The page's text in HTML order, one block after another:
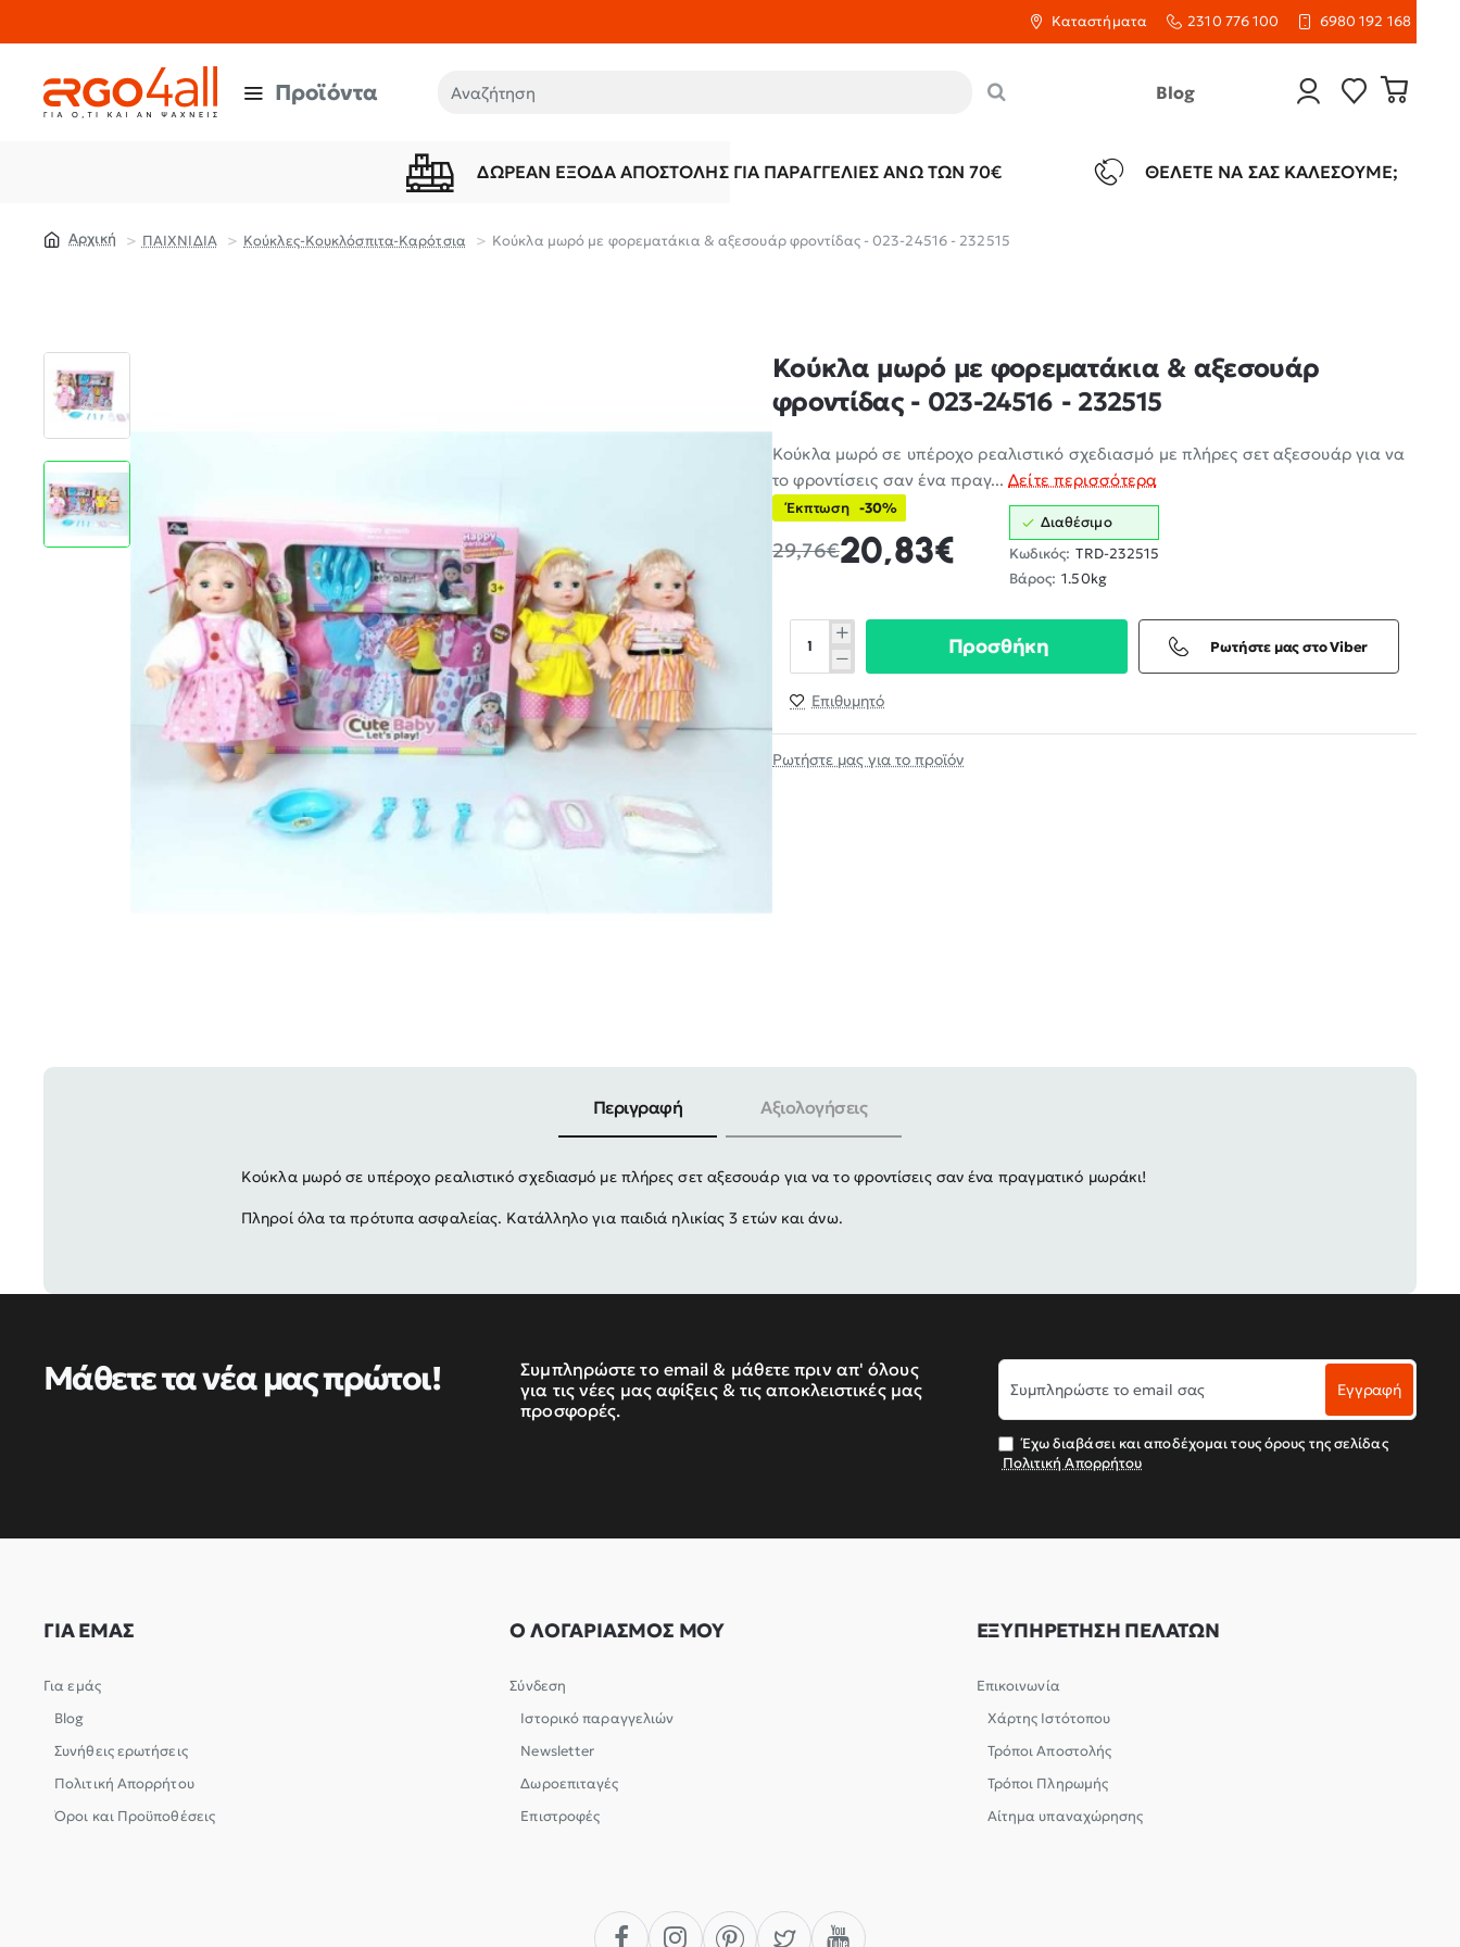
Καταστήματα 2310 776 100 6980 192 168
Προϊόντα Αναζήτηση Blog
ΔΩΡΕΆΝ ΈΞΟΔΑ ΑΠΟΣΤΟΛΉΣ ΓΙΑ ΠΑΡΑΓΓΕΛΊΕΣ ΆΝΩ ΤΩΝ 70€ ΘΈΛΕΤΕ ΝΑ ΣΑΣ ΚΑΛΈΣΟΥΜΕ;
ΠΑΙΧΝΙΔΙΑ Κούκλες-Κουκλόσπιτα-Καρότσια Κούκλα μωρό με φορεματάκια & αξεσουάρ φροντίδας - 023-24516 - 232515
Κούκλα μωρό με φορεματάκια & αξεσουάρ
φροντίδας - 023-24516 - 232515
Κούκλα μωρό σε υπέροχο ρεαλιστικό σχεδιασμό με πλήρες σετ αξεσουάρ για να
το φροντίσεις σαν ένα πραγ...Δείτε περισσότερα
Έκπτωση -30%
20,83€
29,76€
Διαθέσιμο
Κωδικός: TRD-232515
Βάρος: 1.50kg
Προσθήκη Ρωτήστε μας στο Viber
Επιθυμητό
Ρωτήστε μας για το προϊόν
Περιγραφή Αξιολογήσεις
Κούκλα μωρό σε υπέροχο ρεαλιστικό σχεδιασμό με πλήρες σετ αξεσουάρ για να το φροντίσεις σαν ένα πραγματικό μωράκι!
Πληροί όλα τα πρότυπα ασφαλείας. Κατάλληλο για παιδιά ηλικίας 3 ετών και άνω.
Μάθετε τα νέα μας πρώτοι!
Συμπληρώστε το email & μάθετε πριν απ' όλους
για τις νέες μας αφίξεις & τις αποκλειστικές μας
προσφορές.
Συμπληρώστε
το
email
σας
Εγγραφή
Έχω διαβάσει και αποδέχομαι τους όρους της σελίδας
Πολιτική Απορρήτου
ΓΙΑ ΕΜΑΣ
Για εμάς
Blog
Συνήθεις ερωτήσεις
Πολιτική Απορρήτου
Όροι και Προϋποθέσεις
Ο ΛΟΓΑΡΙΑΣΜΟΣ ΜΟΥ
Σύνδεση
Ιστορικό παραγγελιών
Newsletter
Δωροεπιταγές
Επιστροφές
ΕΞΥΠΗΡΕΤΗΣΗ ΠΕΛΑΤΩΝ
Επικοινωνία
Χάρτης Ιστότοπου
Τρόποι Αποστολής
Τρόποι Πληρωμής
Αίτημα υπαναχώρησης